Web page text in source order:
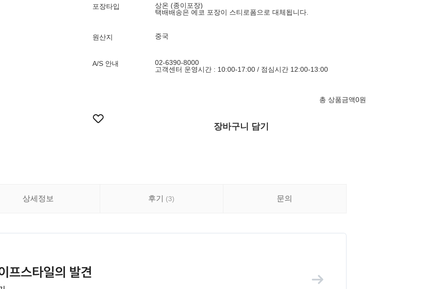
포장타입
상온 (종이포장)
택배배송은 에코 포장이 스티로폼으로 대체됩니다.
원산지 중국
A/S 안내
02-6390-8000
고객센터 운영시간 : 10:00-17:00 / 점심시간 12:00-13:00
총 상품금액0원
장바구니 담기
상세정보 후기 (3) 문의